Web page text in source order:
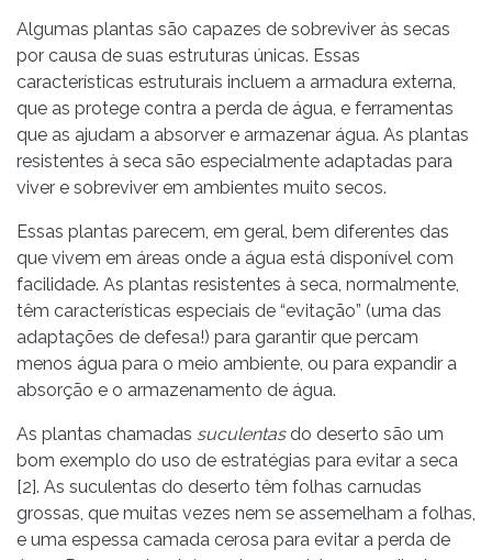
Algumas plantas são capazes de sobreviver às secas
por causa de suas estruturas únicas. Essas
características estruturais incluem a armadura externa,
que as protege contra a perda de água, e ferramentas
que as ajudam a absorver e armazenar água. As plantas
resistentes à seca são especialmente adaptadas para
viver e sobreviver em ambientes muito secos.
Essas plantas parecem, em geral, bem diferentes das
que vivem em áreas onde a água está disponível com
facilidade. As plantas resistentes à seca, normalmente,
têm características especiais de “evitação” (uma das
adaptações de defesa!) para garantir que percam
menos água para o meio ambiente, ou para expandir a
absorção e o armazenamento de água.
As plantas chamadas suculentasdo deserto são um
bom exemplo do uso de estratégias para evitar a seca
[2]. As suculentas do deserto têm folhas carnudas
grossas, que muitas vezes nem se assemelham a folhas,
e uma espessa camada cerosa para evitar a perda de